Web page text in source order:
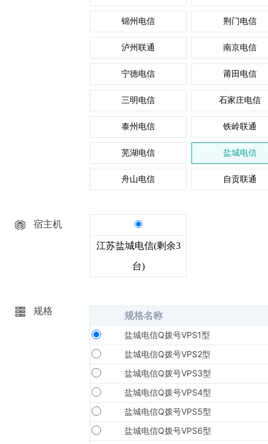
锦州电信 荆门电信
泸州联通 南京电信
宁德电信 莆田电信
三明电信 石家庄电信
泰州电信 铁岭联通
芜湖电信 盐城电信
舟山电信 自贡联通
宿主机
江苏盐城电信(剩余3
台)
规格
规格名称
盐城电信Q拨号VPS1型
盐城电信Q拨号VPS2型
盐城电信Q拨号VPS3型
盐城电信Q拨号VPS4型
盐城电信Q拨号VPS5型
盐城电信Q拨号VPS6型